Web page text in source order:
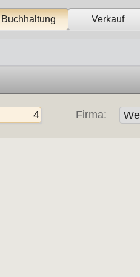
Buchhaltung Verkauf
Firma: